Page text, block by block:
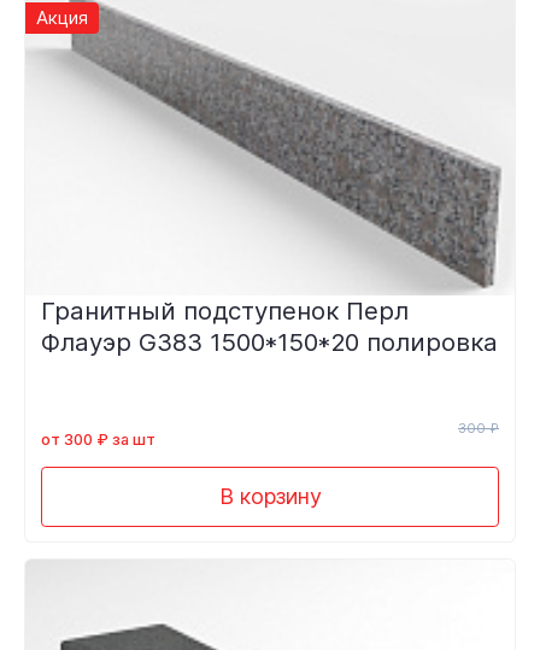
Акция
Гранитный подступенок Перл
Флауэр G383 1500*150*20 полировка
от 300 ₽ за шт
300 ₽
В корзину